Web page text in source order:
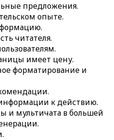
предложения.
опыте.
читателя.
имеет цену.
форматирование и
к действию.
и мультичата в большей